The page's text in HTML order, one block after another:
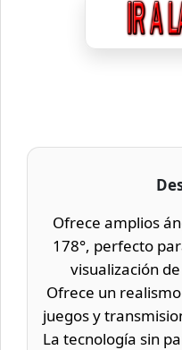
Ofrece amplios
178°, perfecto
visualización
Ofrece un
juegos y
La tecnología sin